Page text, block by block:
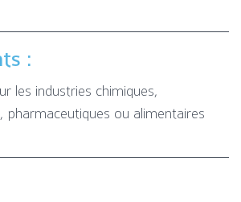
:
les industries chimiques,
pharmaceutiques ou alimentaires